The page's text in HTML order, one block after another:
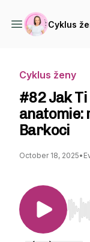
Cyklus
Cyklus ženy
#82 Jak
anatomie:
Barkoci
October 18, 2025•
Use